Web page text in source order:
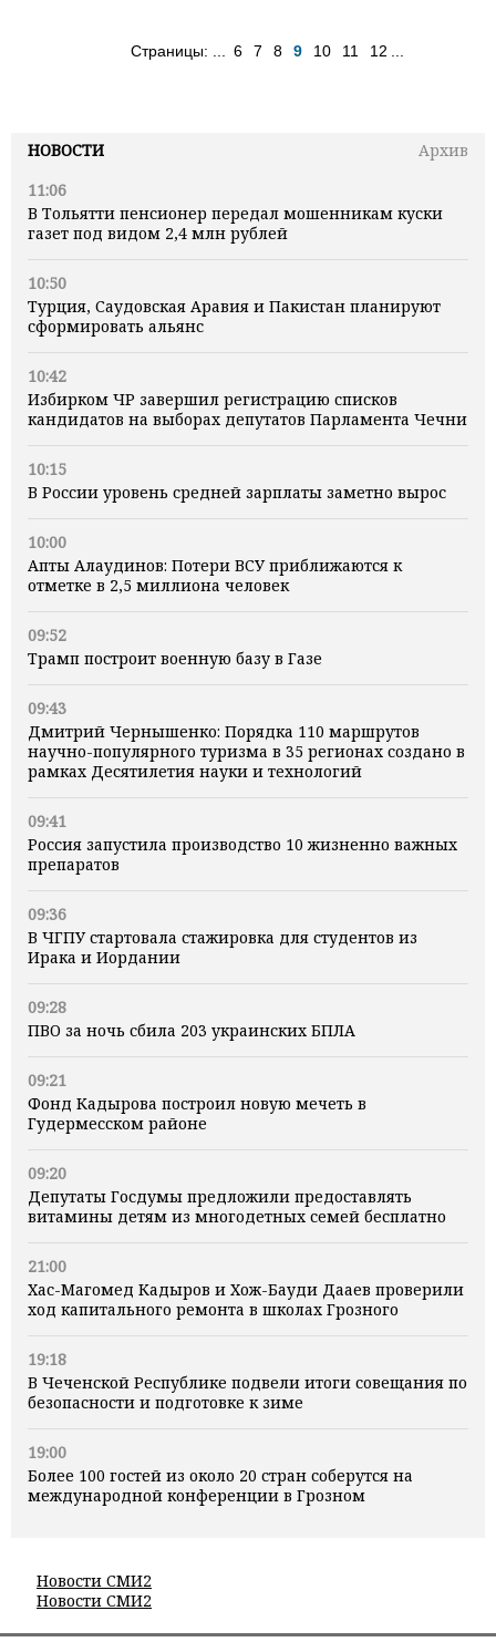
НОВОСТИ
Архив
11:06
В Тольятти пенсионер передал мошенникам куски
газет под видом 2,4 млн рублей
10:50
Турция, Саудовская Аравия и Пакистан планируют
сформировать альянс
10:42
Избирком ЧР завершил регистрацию списков
кандидатов на выборах депутатов Парламента Чечни
10:15
В России уровень средней зарплаты заметно вырос
10:00
Апты Алаудинов: Потери ВСУ приближаются к
отметке в 2,5 миллиона человек
09:52
Трамп построит военную базу в Газе
09:43
Дмитрий Чернышенко: Порядка 110 маршрутов
научно-популярного туризма в 35 регионах создано в
рамках Десятилетия науки и технологий
09:41
Россия запустила производство 10 жизненно важных
препаратов
09:36
В ЧГПУ стартовала стажировка для студентов из
Ирака и Иордании
09:28
ПВО за ночь сбила 203 украинских БПЛА
09:21
Фонд Кадырова построил новую мечеть в
Гудермесском районе
09:20
Депутаты Госдумы предложили предоставлять
витамины детям из многодетных семей бесплатно
21:00
Хас-Магомед Кадыров и Хож-Бауди Дааев проверили
ход капитального ремонта в школах Грозного
19:18
В Чеченской Республике подвели итоги совещания по
безопасности и подготовке к зиме
19:00
Более 100 гостей из около 20 стран соберутся на
международной конференции в Грозном
Новости СМИ2
Новости СМИ2
Страницы: ... 6 7 8 9 10 11 12 ...